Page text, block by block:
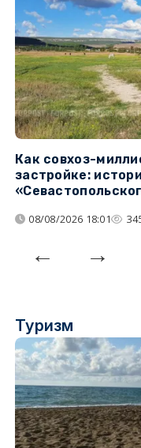
Как совхоз-
застройке:
08/08/2026 18:01
Туризм